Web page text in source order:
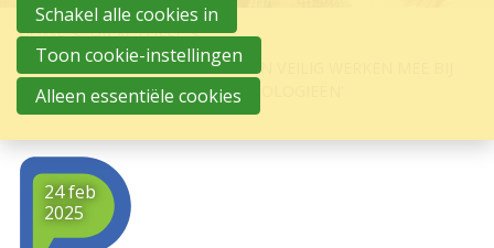
HOME
HR ACTUEEL
TNO EN RIVM: 'NEEM GEZOND EN VEILIG WERKEN MEE BIJ
INVOERING VAN NIEUWE TECHNOLOGIEËN'
24 feb
2025
Schakel alle cookies in
Toon cookie-instellingen
Alleen essentiële cookies